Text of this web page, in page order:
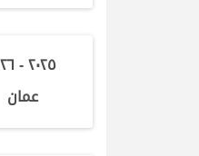
٢٠٢٥ - ٢٠٢٦
عمان